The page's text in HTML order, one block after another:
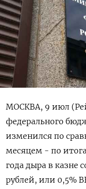
МОСКВА, 9 июл
федерального
изменился по
месяцем - по
года дыра в казне
рублей, или 0,5%